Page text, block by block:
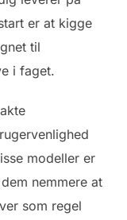
er at kigge
til
i faget.
modeller er
nemmere at
som regel